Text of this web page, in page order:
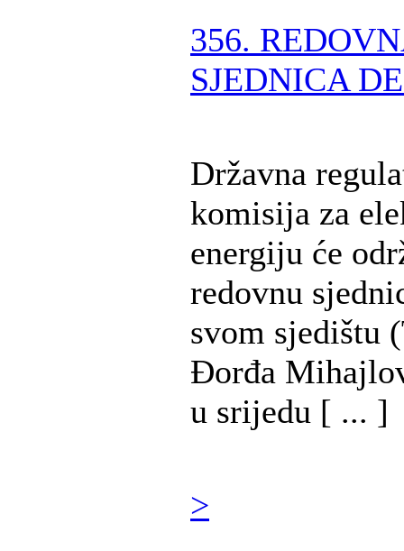
356.
SJEDNICA
Državna
komisija za
energiju će
redovnu
svom sjedištu
Đorđa
u srijedu [ ... ]
>